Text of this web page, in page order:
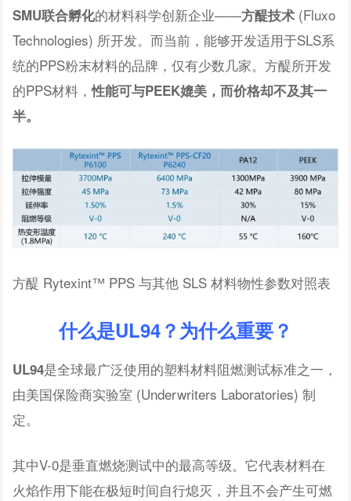
SMU联合孵化的材料科学创新企业——方醍技术 (Fluxo
Technologies) 所开发。而当前，能够开发适用于SLS系
统的PPS粉末材料的品牌，仅有少数几家。方醍所开发
的PPS材料，性能可与PEEK媲美 ，而价格却不及其一
半。
方醍 Rytexint™ PPS 与其他 SLS 材料物性参数对照表
什么是UL94？为什么重要？
UL94是全球最广泛使用的塑料材料阻燃测试标准之一，
由美国保险商实验室 (Underwriters Laboratories) 制
定。
其中V-0是垂直燃烧测试中的最高等级。它代表材料在
火焰作用下能在极短时间自行熄灭，并且不会产生可燃